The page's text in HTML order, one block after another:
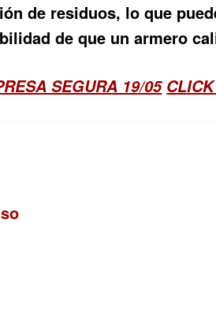
de residuos, lo que
de que un armero
SEGURA 19/05